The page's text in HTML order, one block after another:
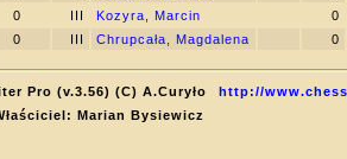
0 III Kozyra, Marcin
0
0 III Chrupcała, Magdalena 0
Pro (v.3.56) (C) A.Curyło
http://
Marian Bysiewicz